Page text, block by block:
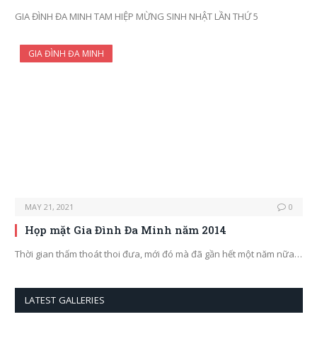
GIA ĐÌNH ĐA MINH TAM HIỆP MỪNG SINH NHẬT LẦN THỨ 5
GIA ĐÌNH ĐA MINH
MAY 21, 2021 0
Họp mặt Gia Đình Đa Minh năm 2014
Thời gian thấm thoát thoi đưa, mới đó mà đã gần hết một năm nữa…
LATEST GALLERIES